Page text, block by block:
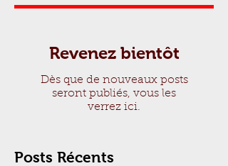
Revenez bientôt
Dès que de nouveaux posts
seront publiés, vous les
verrez ici.
Posts Récents